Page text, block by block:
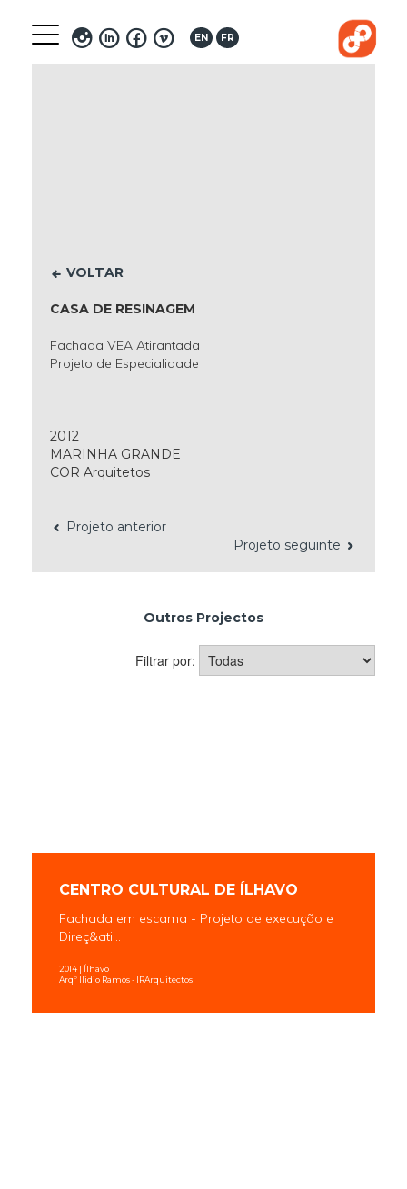
Toggle
navigation
EN FR
VOLTAR
CASA DE RESINAGEM
Fachada VEA Atirantada
Projeto de Especialidade
2012
MARINHA GRANDE
COR Arquitetos
Projeto anterior
Projeto seguinte
Outros Projectos
Filtrar por:
CENTRO CULTURAL DE ÍLHAVO
Fachada em escama - Projeto de execução e
Direç&ati...
2014 | Ílhavo
Arqº Ilidio Ramos - IRArquitectos